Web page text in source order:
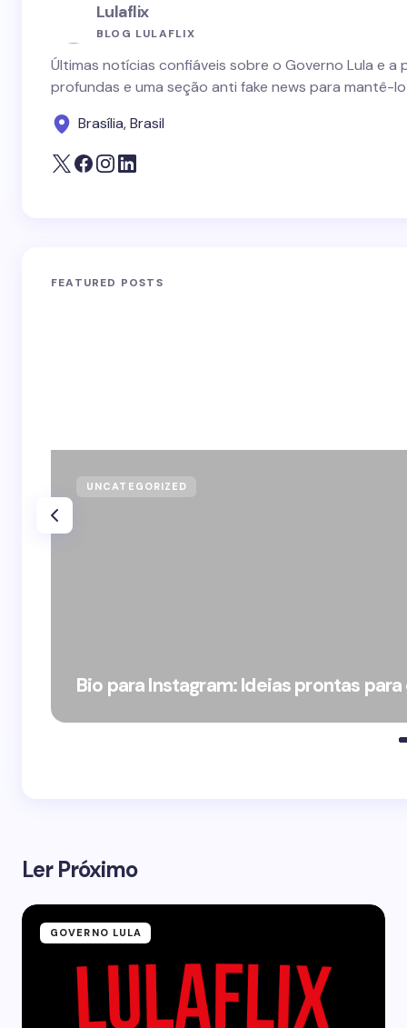
Lulaflix
BLOG LULAFLIX
Últimas notícias confiáveis sobre o Governo Lula e
profundas e uma seção anti fake news para mantê-
Brasília, Brasil
FEATURED POSTS
UNCATEGORIZED
Bio para Instagram: Ideias prontas
Ler Próximo
GOVERNO LULA